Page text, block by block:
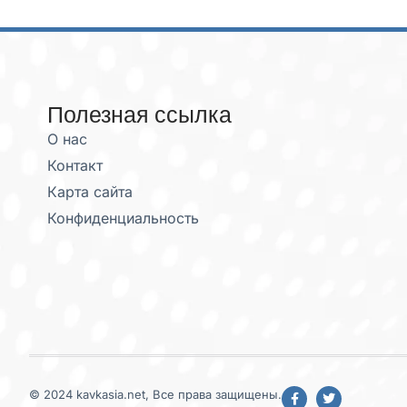
Полезная ссылка
О нас
Контакт
Карта сайта
Конфиденциальность
© 2024 kavkasia.net, Все права защищены.